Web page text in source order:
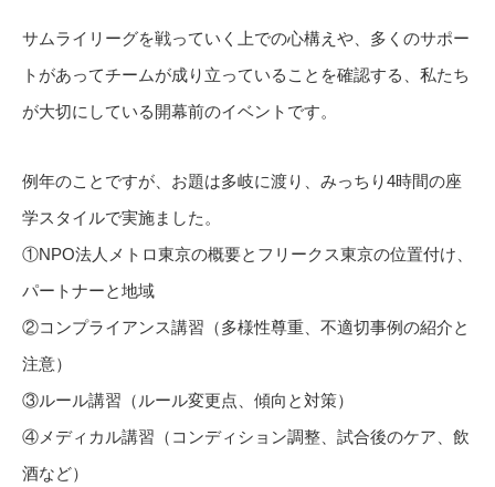
サムライリーグを戦っていく上での心構えや、多くのサポー
トがあってチームが成り立っていることを確認する、私たち
が大切にしている開幕前のイベントです。
例年のことですが、お題は多岐に渡り、みっちり4時間の座
学スタイルで実施ました。
①NPO法人メトロ東京の概要とフリークス東京の位置付け、
パートナーと地域
②コンプライアンス講習（多様性尊重、不適切事例の紹介と
注意）
③ルール講習（ルール変更点、傾向と対策）
④メディカル講習（コンディション調整、試合後のケア、飲
酒など）